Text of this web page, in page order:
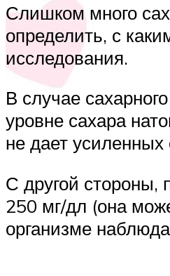
Слишком много
определить, с
исследования.
В случае
уровне сахара
не дает
С другой стороны,
250 мг/дл (она
организме